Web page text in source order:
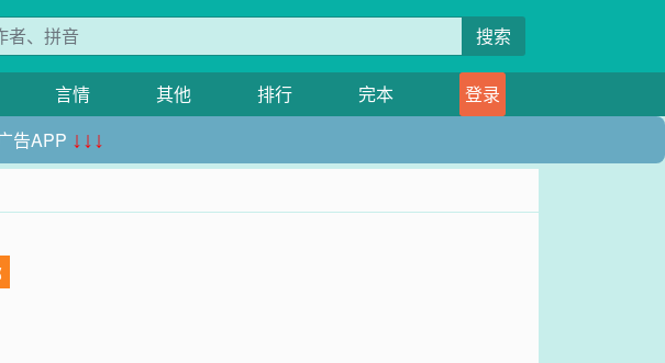
搜索
言情 其他 排行 完本
登录
告APP ↓↓↓